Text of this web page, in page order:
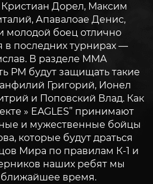
Кристиан Дорел, Максим
Апавалоае Денис,
молодой боец отлично
последних турнирах —
В разделе MMA
РМ будут защищать такие
Григорий, Ионел
и Поповский Влад. Как
» EAGLES” принимают
и мужественные бойцы
которые будут драться
Мира по правилам К-1 и
наших ребят мы
время.